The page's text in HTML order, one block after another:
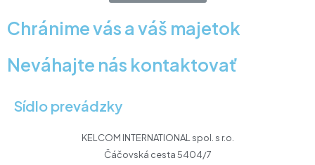
Chránime vás a váš majetok
Neváhajte nás kontaktovať
Sídlo prevádzky
KELCOM INTERNATIONAL spol. s r.o.
Čáčovská cesta 5404/7